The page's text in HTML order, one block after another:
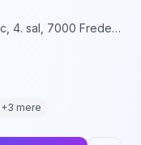
Dronningensgade 97, Bygning c, 4. sal, 7000 Fredericia
+3 mere